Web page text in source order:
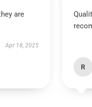
are
Apr 18, 2025
R